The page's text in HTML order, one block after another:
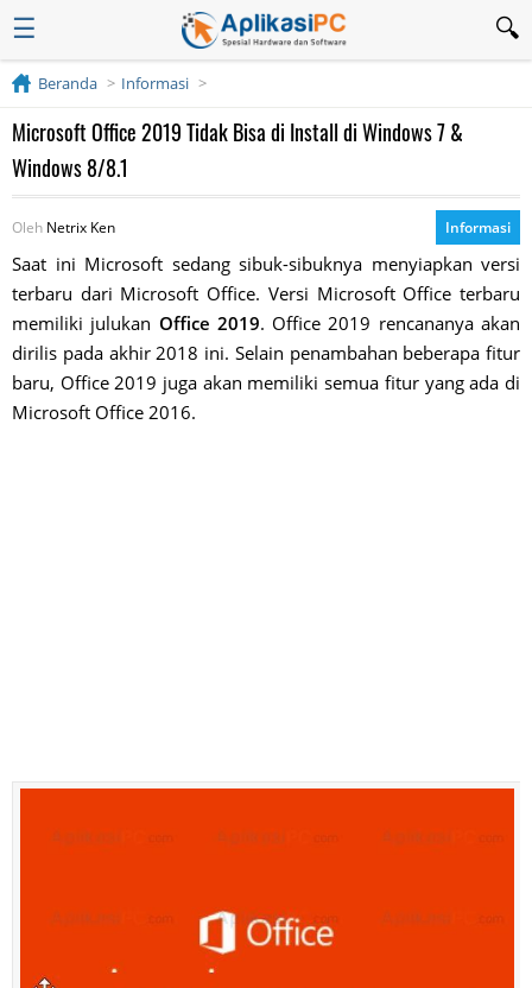
☰
Beranda Informasi
Microsoft Office 2019 Tidak Bisa di Install di Windows 7 &
Windows 8/8.1
Oleh Netrix Ken Informasi
Saat ini Microsoft sedang sibuk-sibuknya menyiapkan versi
terbaru dari Microsoft Office. Versi Microsoft Office terbaru
memiliki julukan Office 2019. Office 2019 rencananya akan
dirilis pada akhir 2018 ini. Selain penambahan beberapa fitur
baru, Office 2019 juga akan memiliki semua fitur yang ada di
Microsoft Office 2016.